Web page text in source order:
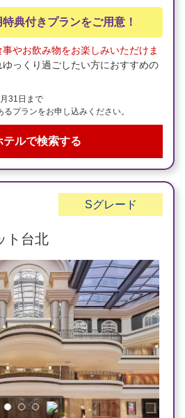
典付きプランをご用意！
やお飲み物をお楽しみいただけま
っくり過ごしたい方におすすめの
31日まで
プランをお申し込みください。
テルで検索する
Sグレード
ト台北